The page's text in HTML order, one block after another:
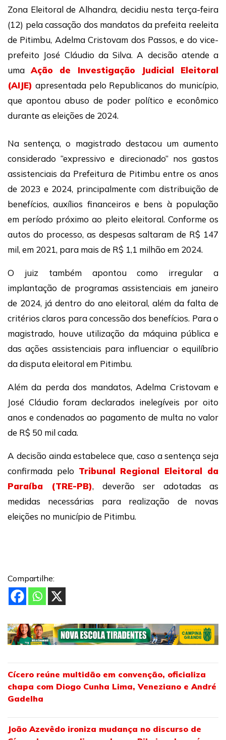
Zona Eleitoral de Alhandra, decidiu nesta terça-feira
(12) pela cassação dos mandatos da prefeita reeleita
de Pitimbu, Adelma Cristovam dos Passos, e do vice-
prefeito José Cláudio da Silva. A decisão atende a
umaAção de Investigação Judicial Eleitoral
(AIJE) apresentada pelo Republicanos do município,
que apontou abuso de poder político e econômico
durante as eleições de 2024.
Na sentença, o magistrado destacou um aumento
considerado “expressivo e direcionado” nos gastos
assistenciais da Prefeitura de Pitimbu entre os anos
de 2023 e 2024, principalmente com distribuição de
benefícios, auxílios financeiros e bens à população
em período próximo ao pleito eleitoral. Conforme os
autos do processo, as despesas saltaram de R$ 147
mil, em 2021, para mais de R$ 1,1 milhão em 2024.
O juiz também apontou como irregular a
implantação de programas assistenciais em janeiro
de 2024, já dentro do ano eleitoral, além da falta de
critérios claros para concessão dos benefícios. Para o
magistrado, houve utilização da máquina pública e
das ações assistenciais para influenciar o equilíbrio
da disputa eleitoral em Pitimbu.
Além da perda dos mandatos, Adelma Cristovam e
José Cláudio foram declarados inelegíveis por oito
anos e condenados ao pagamento de multa no valor
de R$ 50 mil cada.
A decisão ainda estabelece que, caso a sentença seja
confirmada pelo Tribunal Regional Eleitoral da
Paraíba (TRE-PB), deverão ser adotadas as
medidas necessárias para realização de novas
eleições no município de Pitimbu.
Compartilhe:
Cícero reúne multidão em convenção, oficializa
chapa com Diogo Cunha Lima, Veneziano e André
Gadelha
João Azevêdo ironiza mudança no discurso de